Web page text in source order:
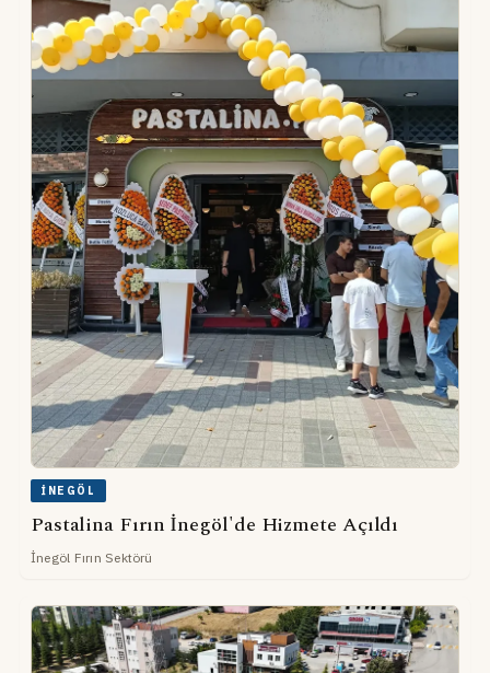
İNEGÖL
Pastalina Fırın İnegöl'de Hizmete Açıldı
İnegöl Fırın Sektörü